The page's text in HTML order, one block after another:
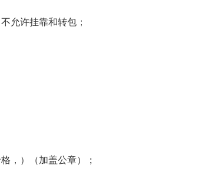
允许挂靠和转包；
，）（加盖公章）；